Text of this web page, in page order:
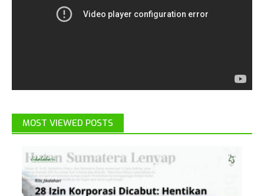
MOST VIEWED POSTS